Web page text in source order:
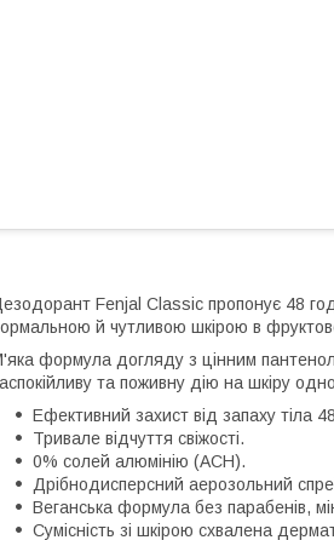
Fenjal Classic пропонує 48
й чутливою шкірою в
формула догляду з цінним
та поживну дію на шкіру
Ефективний захист від запаху тіла
Тривале відчуття свіжості.
0% солей алюмінію (ACH).
Дрібнодисперсний аерозольний
Веганська формула без парабенів,
Сумісність зі шкірою схвалена